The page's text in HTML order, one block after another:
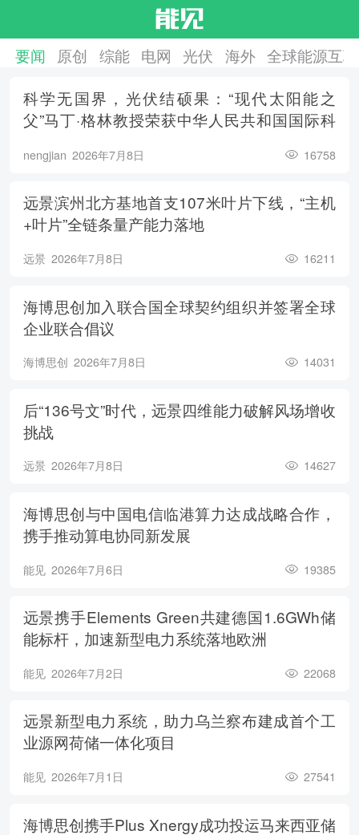
要闻 原创 综能 电网 光伏 海外 全球能源互
科学无国界，光伏结硕果：“现代太阳能之
父”马丁·格林教授荣获中华人民共和国国际科
nengjian 2026年7月8日 16758
远景滨州北方基地首支107米叶片下线，“主机
+叶片”全链条量产能力落地
远景 2026年7月8日 16211
海博思创加入联合国全球契约组织并签署全球
企业联合倡议
海博思创 2026年7月8日 14031
后“136号文”时代，远景四维能力破解风场增收
挑战
远景 2026年7月8日 14627
海博思创与中国电信临港算力达成战略合作，
携手推动算电协同新发展
能见 2026年7月6日 19385
远景携手Elements Green共建德国1.6GWh储
能标杆，加速新型电力系统落地欧洲
能见 2026年7月2日 22068
远景新型电力系统，助力乌兰察布建成首个工
业源网荷储一体化项目
能见 2026年7月1日 27541
海博思创携手Plus Xnergy成功投运马来西亚储